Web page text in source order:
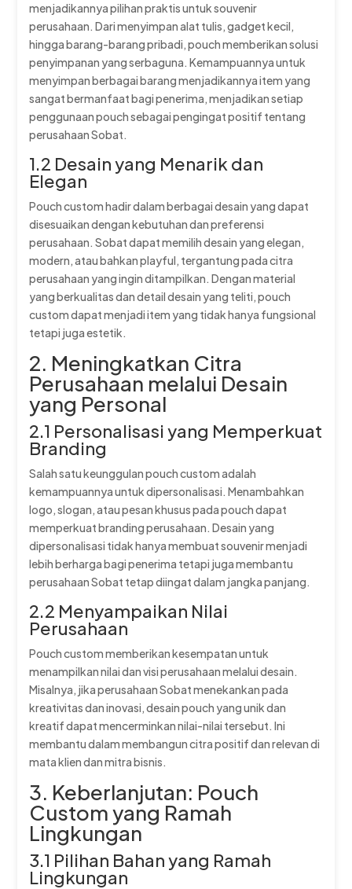
menjadikannya pilihan praktis untuk souvenir
perusahaan. Dari menyimpan alat tulis, gadget kecil,
hingga barang-barang pribadi, pouch memberikan solusi
penyimpanan yang serbaguna. Kemampuannya untuk
menyimpan berbagai barang menjadikannya item yang
sangat bermanfaat bagi penerima, menjadikan setiap
penggunaan pouch sebagai pengingat positif tentang
perusahaan Sobat.
1.2 Desain yang Menarik dan
Elegan
Pouch custom hadir dalam berbagai desain yang dapat
disesuaikan dengan kebutuhan dan preferensi
perusahaan. Sobat dapat memilih desain yang elegan,
modern, atau bahkan playful, tergantung pada citra
perusahaan yang ingin ditampilkan. Dengan material
yang berkualitas dan detail desain yang teliti, pouch
custom dapat menjadi item yang tidak hanya fungsional
tetapi juga estetik.
2. Meningkatkan Citra
Perusahaan melalui Desain
yang Personal
2.1 Personalisasi yang Memperkuat
Branding
Salah satu keunggulan pouch custom adalah
kemampuannya untuk dipersonalisasi. Menambahkan
logo, slogan, atau pesan khusus pada pouch dapat
memperkuat branding perusahaan. Desain yang
dipersonalisasi tidak hanya membuat souvenir menjadi
lebih berharga bagi penerima tetapi juga membantu
perusahaan Sobat tetap diingat dalam jangka panjang.
2.2 Menyampaikan Nilai
Perusahaan
Pouch custom memberikan kesempatan untuk
menampilkan nilai dan visi perusahaan melalui desain.
Misalnya, jika perusahaan Sobat menekankan pada
kreativitas dan inovasi, desain pouch yang unik dan
kreatif dapat mencerminkan nilai-nilai tersebut. Ini
membantu dalam membangun citra positif dan relevan di
mata klien dan mitra bisnis.
3. Keberlanjutan: Pouch
Custom yang Ramah
Lingkungan
3.1 Pilihan Bahan yang Ramah
Lingkungan